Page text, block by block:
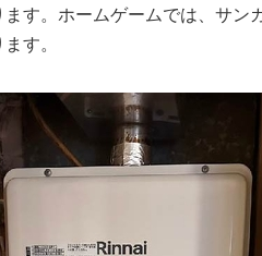
す。ホームゲームでは、サ
す。